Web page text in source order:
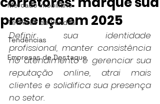
Mercado Imobiliário
Técnicas de Vendas
Tendências
Empresas de Destaque
presença em 2025
Definir sua identidade
profissional, manter consistência
no atendimento e gerenciar sua
reputação online, atrai mais
clientes e solidifica sua presença
no setor.